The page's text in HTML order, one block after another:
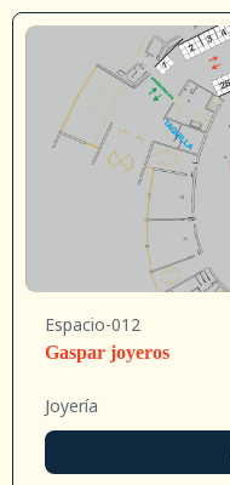
Espacio-012
Gaspar joyeros
Joyería